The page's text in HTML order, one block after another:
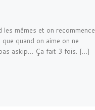
les mêmes et on recommence
que quand on aime on ne
askip… Ça fait 3 fois. […]